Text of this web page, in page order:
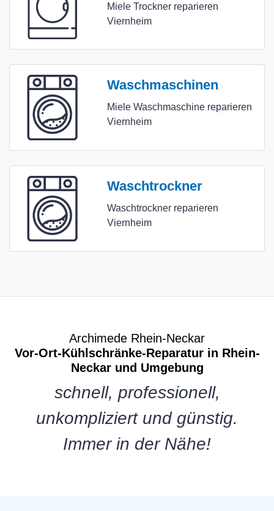
Miele Trockner reparieren
Viernheim
Waschmaschinen
Miele Waschmaschine reparieren
Viernheim
Waschtrockner
Waschtrockner reparieren
Viernheim
Archimede Rhein-Neckar
Vor-Ort-Kühlschränke-Reparatur in Rhein-
Neckar und Umgebung
schnell, professionell,
unkompliziert und günstig.
Immer in der Nähe!